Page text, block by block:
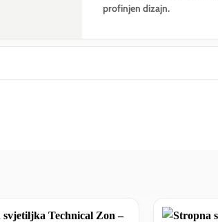
profinjen dizajn.